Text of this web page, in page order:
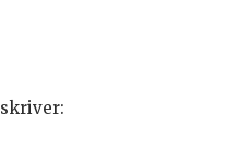
skriver: